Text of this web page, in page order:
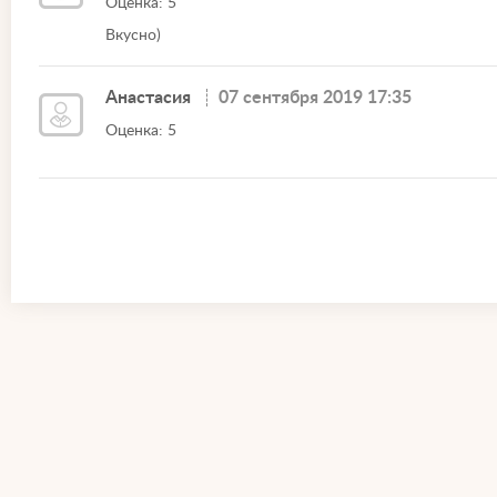
Оценка: 5
Вкусно)
Анастасия 07 сентября 2019 17:35
Оценка: 5